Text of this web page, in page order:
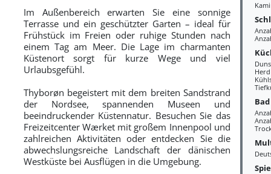
Herd
Bad
Im Außenbereich erwarten Sie eine sonnige
Terrasse und ein geschützter Garten – ideal für
Frühstück im Freien oder ruhige Stunden nach
einem Tag am Meer. Die Lage im charmanten
Küstenort sorgt für kurze Wege und viel
Urlaubsgefühl.
Thyborøn begeistert mit dem breiten Sandstrand
der Nordsee, spannenden Museen und
beeindruckender Küstennatur. Besuchen Sie das
Freizeitcenter Wærket mit großem Innenpool und
zahlreichen Aktivitäten oder entdecken Sie die
abwechslungsreiche Landschaft der dänischen
Westküste bei Ausflügen in die Umgebung.